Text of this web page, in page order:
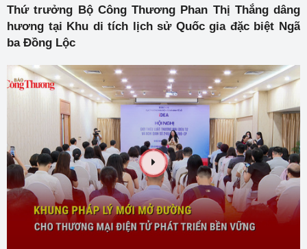
Thứ trưởng Bộ Công Thương Phan Thị Thắng dâng
hương tại Khu di tích lịch sử Quốc gia đặc biệt Ngã
ba Đồng Lộc